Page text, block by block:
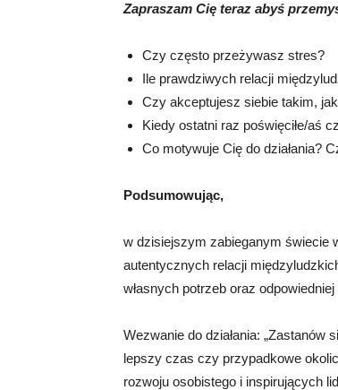
Zapraszam Cię teraz abyś
Czy często przeżywasz stres?
Ile prawdziwych relacji
Czy akceptujesz siebie takim,
Kiedy ostatni raz poświęciłe/aś
Co motywuje Cię do działania?
Podsumowując,
w dzisiejszym zabieganym świecie
autentycznych relacji
własnych potrzeb oraz
Wezwanie do działania:
lepszy czas czy przypadkowe
rozwoju osobistego i inspirujących